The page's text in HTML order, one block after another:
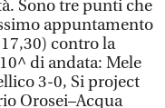
Sono tre punti che
appuntamento
contro la
di andata: Mele
3-0, Si project
Orosei–Acqua